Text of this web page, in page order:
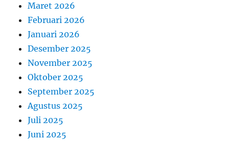
Maret 2026
Februari 2026
Januari 2026
Desember 2025
November 2025
Oktober 2025
September 2025
Agustus 2025
Juli 2025
Juni 2025